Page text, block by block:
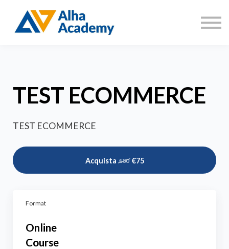
Catalogo corsi
Aree di formazione
TEST ECOMMERCE
TEST ECOMMERCE
Acquista €80 €75
Format
Online
Course